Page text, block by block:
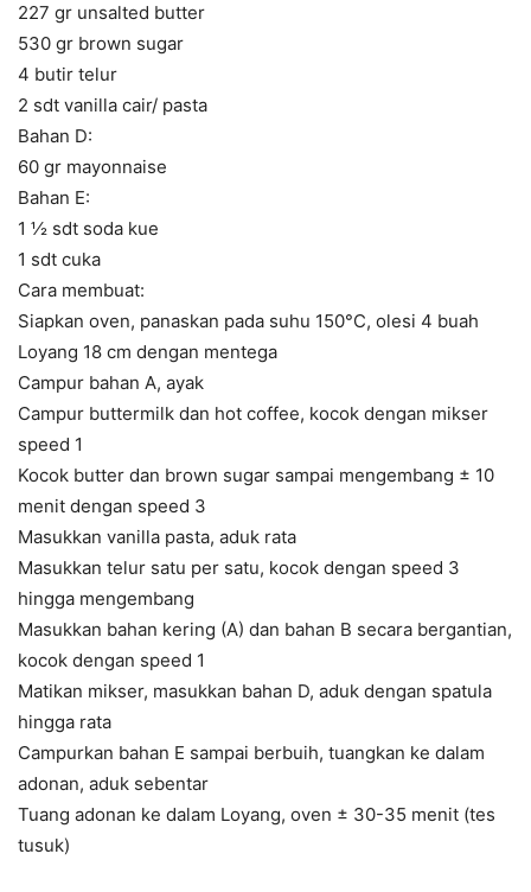
227 gr unsalted butter
530 gr brown sugar
4 butir telur
2 sdt vanilla cair/ pasta
Bahan D:
60 gr mayonnaise
Bahan E:
1 ½ sdt soda kue
1 sdt cuka
Cara membuat:
Siapkan oven, panaskan pada suhu 150°C, olesi 4 buah
Loyang 18 cm dengan mentega
Campur bahan A, ayak
Campur buttermilk dan hot coffee, kocok dengan mikser
speed 1
Kocok butter dan brown sugar sampai mengembang ± 10
menit dengan speed 3
Masukkan vanilla pasta, aduk rata
Masukkan telur satu per satu, kocok dengan speed 3
hingga mengembang
Masukkan bahan kering (A) dan bahan B secara bergantian,
kocok dengan speed 1
Matikan mikser, masukkan bahan D, aduk dengan spatula
hingga rata
Campurkan bahan E sampai berbuih, tuangkan ke dalam
adonan, aduk sebentar
Tuang adonan ke dalam Loyang, oven ± 30-35 menit (tes
tusuk)